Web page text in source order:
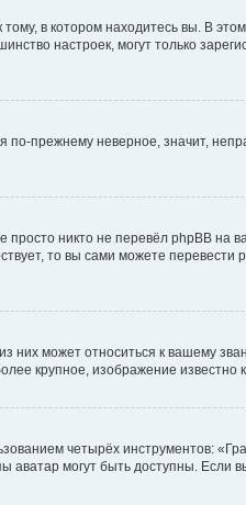
в котором находитесь вы. В
настроек, могут только
прежнему неверное, значит,
никто не перевёл phpBB
то вы сами можете
может относиться к вашему
крупное, изображение известно
четырёх инструментов:
аватар могут быть доступны.